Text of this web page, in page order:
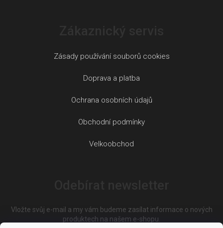
Zásady používání souborů cookies
Doprava a platba
Ochrana osobních údajů
Obchodní podmínky
Velkoobchod
Vložte svůj e-mail a my vám budeme zasílat informace o nových
produktech na našem e-shopu.